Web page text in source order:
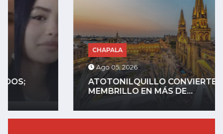
CHAPALA
ATOTONILQUILLO CONVIERTE EL
MEMBRILLO EN MÁS DE...